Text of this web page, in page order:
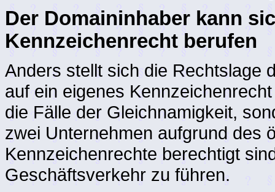
Der Domaininhaber kann
Kennzeichenrecht berufen
Anders stellt sich die Rechtslage
auf ein eigenes
die Fälle der Gleichnamigkeit,
zwei Unternehmen aufgrund des
Kennzeichenrechte berechtigt
Geschäftsverkehr zu führen.